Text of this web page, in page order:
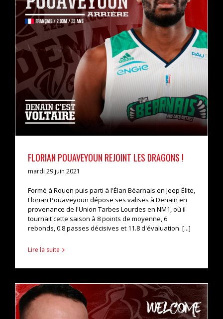
FLORIAN POUAVEYOUN REJOINT LES DRAGONS !
actualités pro b
FLORIAN POUAVEYOUN REJOINT LES DRAGONS !
mardi 29 juin 2021
Formé à Rouen puis parti à l'Élan Béarnais en Jeep Élite,
Florian Pouaveyoun dépose ses valises à Denain en
provenance de l'Union Tarbes Lourdes en NM1, où il
tournait cette saison à 8 points de moyenne, 6
rebonds, 0.8 passes décisives et 11.8 d'évaluation. [...]
Lire la suite